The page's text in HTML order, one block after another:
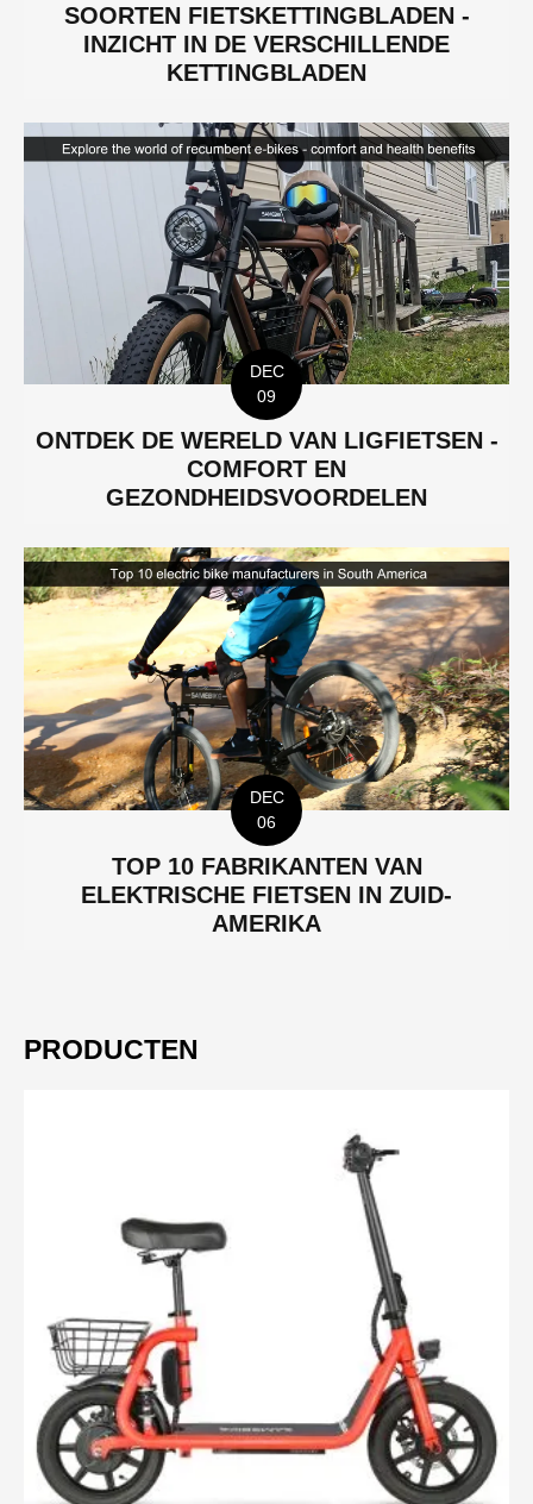
SOORTEN FIETSKETTINGBLADEN -
INZICHT IN DE VERSCHILLENDE
KETTINGBLADEN
DEC
09
ONTDEK DE WERELD VAN LIGFIETSEN -
COMFORT EN
GEZONDHEIDSVOORDELEN
DEC
06
TOP 10 FABRIKANTEN VAN
ELEKTRISCHE FIETSEN IN ZUID-
AMERIKA
PRODUCTEN